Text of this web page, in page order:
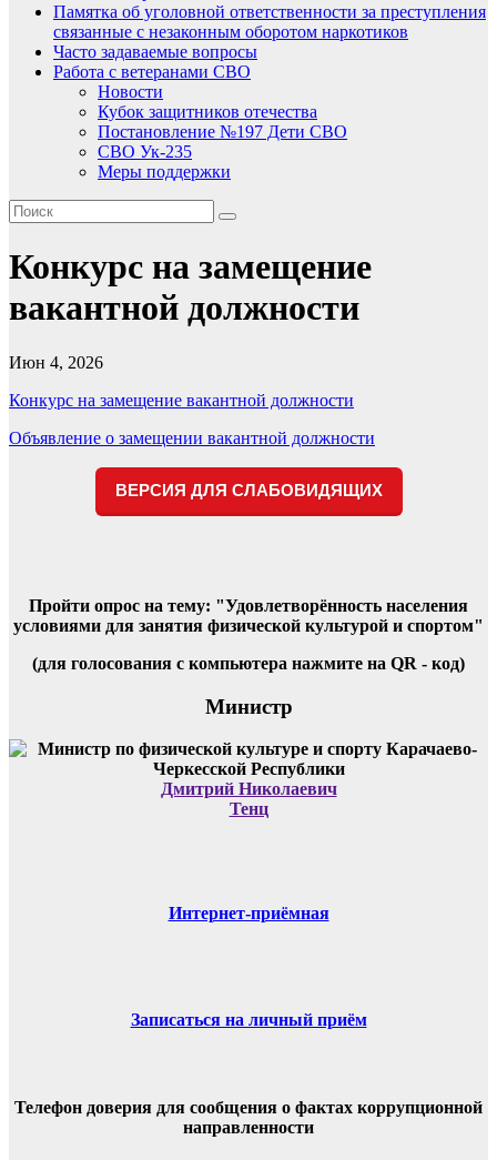
Памятка об уголовной ответственности за преступления
связанные с незаконным оборотом наркотиков
Часто задаваемые вопросы
Работа с ветеранами СВО
Новости
Кубок защитников отечества
Постановление №197 Дети СВО
СВО Ук-235
Меры поддержки
Конкурс на замещение
вакантной должности
Июн 4, 2026
Конкурс на замещение вакантной должности
Навигация
Объявление о замещении вакантной должности
ВЕРСИЯ ДЛЯ СЛАБОВИДЯЩИХ
Пройти опрос на тему: "Удовлетворённость населения
условиями для занятия физической культурой и спортом"
(для голосования с компьютера нажмите на QR - код)
Министр
Дмитрий Николаевич
Тенц
Интернет-приёмная
Записаться на личный приём
Телефон доверия для сообщения о фактах коррупционной
направленности